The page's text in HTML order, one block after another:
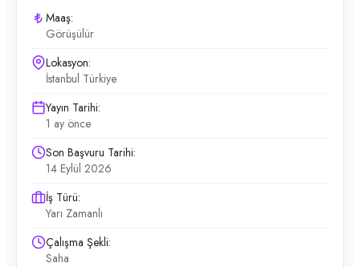
Maaş:
Görüşülür
Lokasyon:
İstanbul Türkiye
Yayın Tarihi:
1 ay önce
Son Başvuru Tarihi:
14 Eylül 2026
İş Türü:
Yarı Zamanlı
Çalışma Şekli:
Saha